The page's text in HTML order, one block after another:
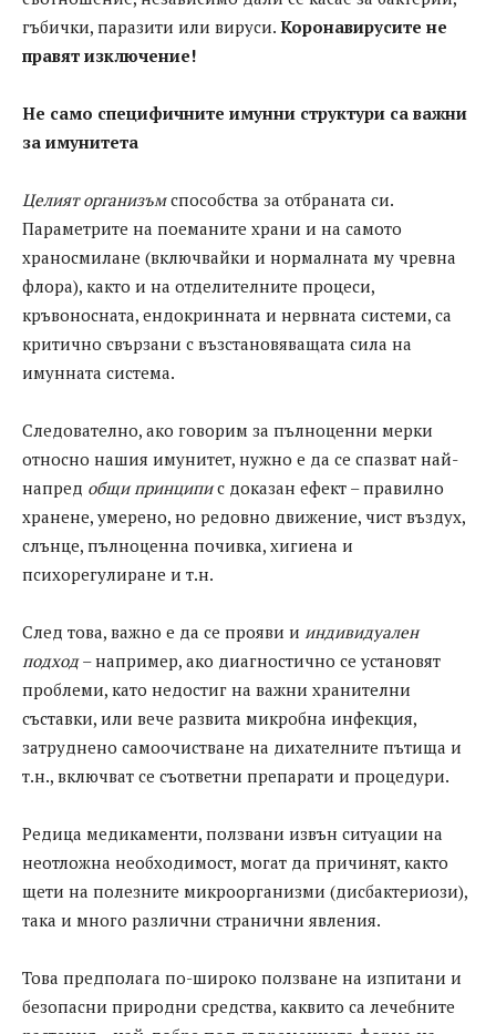
гъбички, пaрaзити или вируси. Коронaвирусите не
прaвят изключение!
Не само специфичните имунни структури са важни
за имунитета
Целият организъмспособства за отбраната си.
Параметрите на поеманите храни и на самото
храносмилане (включвайки и нормалната му чревна
флора), както и на отделителните процеси,
кръвоносната, ендокринната и нервната системи, са
критично свързани с възстановяващата сила на
имунната система.
Следователно, ако говорим за пълноценни мерки
относно нашия имунитет, нужно е да се спазват най-
напред общи принципис доказан ефект – правилно
хранене, умерено, но редовно движение, чист въздух,
слънце, пълноценна почивка, хигиена и
психорегулиране и т.н.
След това, важно е да се прояви и индивидуален
подход– например, ако диагностично се установят
проблеми, като недостиг на важни хранителни
съставки, или вече развита микробна инфекция,
затруднено самоочистване на дихателните пътища и
т.н., включват се съответни препарати и процедури.
Редица медикаменти, ползвани извън ситуации на
неотложна необходимост, могат да причинят, както
щети на полезните микроорганизми (дисбактериози),
така и много различни странични явления.
Това предполага по-широко ползване на изпитани и
безопасни природни средства, каквито са лечебните